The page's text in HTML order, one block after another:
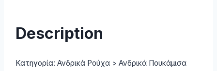
quantity
Description
Κατηγορία: Ανδρικά Ρούχα > Ανδρικά Πουκάμισα